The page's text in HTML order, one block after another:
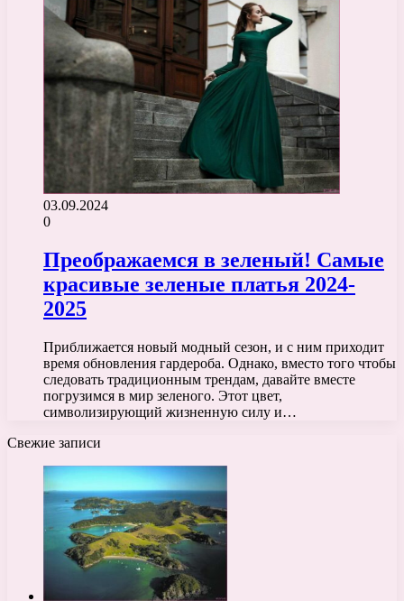
03.09.2024
0
Преображаемся в зеленый! Самые
красивые зеленые платья 2024-
2025
Приближается новый модный сезон, и с ним приходит
время обновления гардероба. Однако, вместо того чтобы
следовать традиционным трендам, давайте вместе
погрузимся в мир зеленого. Этот цвет,
символизирующий жизненную силу и…
Свежие записи